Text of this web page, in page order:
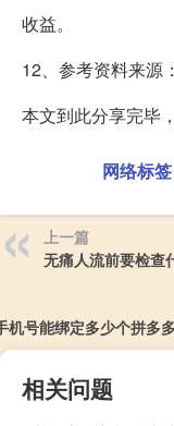
收益。
12、参考资料来源
本文到此分享完毕
网络标签
上一篇
无痛人流前要检查
机号能绑定多少个拼多
相关问题